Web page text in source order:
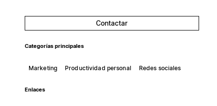
Contactar
Categorías principales
Marketing Productividad personal Redes sociales
Enlaces